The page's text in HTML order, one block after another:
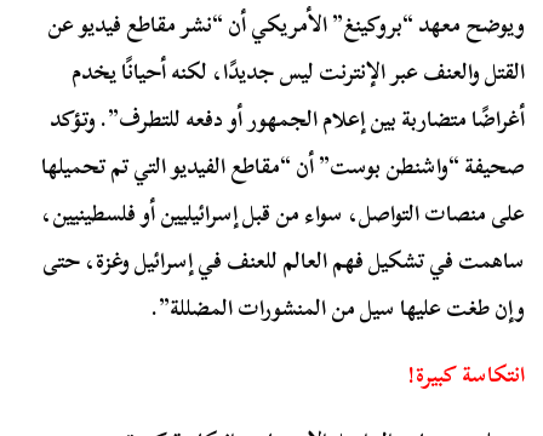
ويوضح معهد “بروكينغ” الأمريكي أن “نشر مقاطع فيديو عن
القتل والعنف عبر الإنترنت ليس جديدًا، لكنه أحيانًا يخدم
أغراضًا متضاربة بين إعلام الجمهور أو دفعه للتطرف”. وتؤكد
صحيفة “واشنطن بوست” أن “مقاطع الفيديو التي تم تحميلها
على منصات التواصل، سواء من قبل إسرائيليين أو فلسطينيين،
ساهمت في تشكيل فهم العالم للعنف في إسرائيل وغزة، حتى
وإن طغت عليها سيل من المنشورات المضللة”.
انتكاسة كبيرة!